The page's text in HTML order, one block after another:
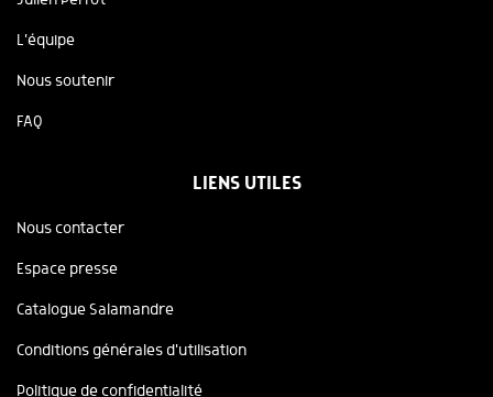
L'équipe
Nous soutenir
FAQ
LIENS UTILES
Nous contacter
Espace presse
Catalogue Salamandre
Conditions générales d'utilisation
Politique de confidentialité